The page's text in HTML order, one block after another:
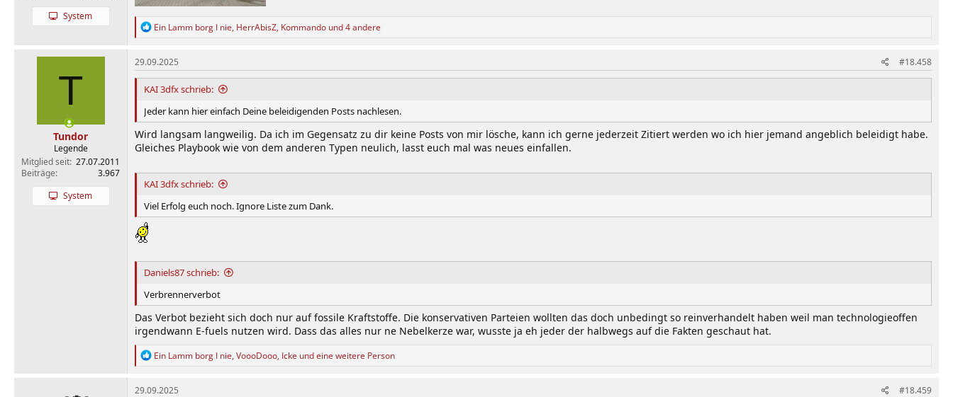
System
R
k
t
i
o
n
e
n
:
Ein Lamm borg I nie, HerrAbisZ, Kommando und 4 andere
T
Tundor
Legende
Mitglied seit 27.07.2011
Beiträge
3.967
System
29.09.2025 #18.458
KAI 3dfx schrieb:
Jeder kann hier einfach Deine beleidigenden Posts nachlesen.
Wird langsam langweilig. Da ich im Gegensatz zu dir keine Posts von mir lösche, kann ich gerne jederzeit Zitiert werden wo ich hier jemand angeblich beleidigt habe.
Gleiches Playbook wie von dem anderen Typen neulich, lasst euch mal was neues einfallen.
KAI 3dfx schrieb:
Viel Erfolg euch noch. Ignore Liste zum Dank.
Daniels87 schrieb:
Verbrennerverbot
Das Verbot bezieht sich doch nur auf fossile Kraftstoffe. Die konservativen Parteien wollten das doch unbedingt so reinverhandelt haben weil man technologieoffen
irgendwann E-fuels nutzen wird. Dass das alles nur ne Nebelkerze war, wusste ja eh jeder der halbwegs auf die Fakten geschaut hat.
R
k
Ein Lamm borg I nie, VoooDooo, Icke und eine weitere Person
29.09.2025 #18.459